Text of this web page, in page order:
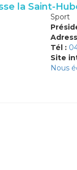
la Saint-
Sport
Tél :
Site
Nous